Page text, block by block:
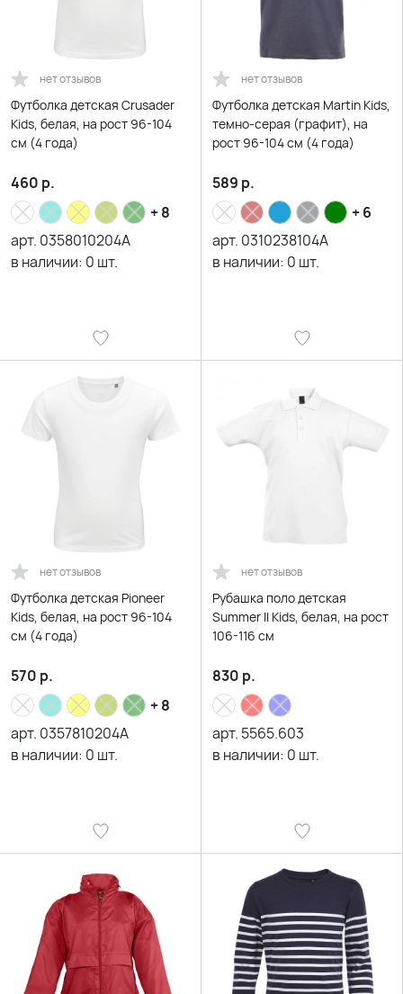
нет отзывов
Футболка детская Crusader
Kids, белая, на рост 96-104
см (4 года)
460 р.
+ 8
арт. 0358010204A
в наличии: 0 шт.
нет отзывов
Футболка детская Martin Kids,
темно-серая (графит), на
рост 96-104 см (4 года)
589 р.
+ 6
арт. 0310238104A
в наличии: 0 шт.
нет отзывов
Футболка детская Pioneer
Kids, белая, на рост 96-104
см (4 года)
570 р.
+ 8
арт. 0357810204A
в наличии: 0 шт.
нет отзывов
Рубашка поло детская
Summer II Kids, белая, на рост
106-116 см
830 р.
арт. 5565.603
в наличии: 0 шт.